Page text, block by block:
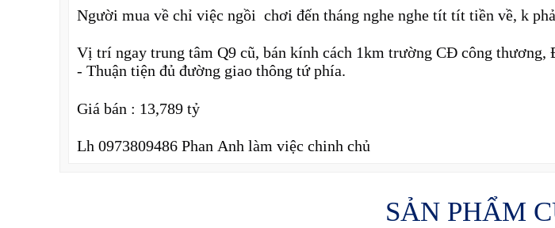
Người mua về chỉ việc ngồi chơi đến tháng nghe nghe tít tít tiền về, k
Vị trí ngay trung tâm Q9 cũ, bán kính cách 1km trường CĐ công
- Thuận tiện đủ đường giao thông tứ phía.
Giá bán : 13,789 tỷ
Lh 0973809486 Phan Anh làm việc chinh chủ
SẢN PHẨM